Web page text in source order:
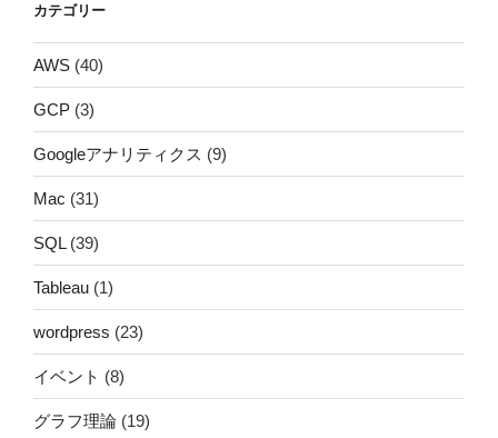
カテゴリー
AWS (40)
GCP (3)
Googleアナリティクス (9)
Mac (31)
SQL(39)
Tableau (1)
wordpress (23)
イベント (8)
グラフ理論 (19)